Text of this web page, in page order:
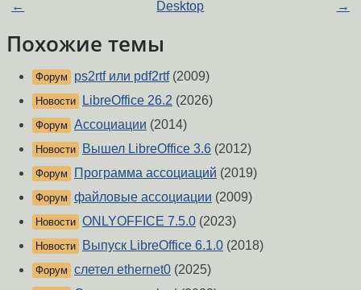
← Desktop →
Похожие темы
Форум ps2rtf или pdf2rtf(2009)
Новости LibreOffice 26.2 (2026)
Форум Ассоциации (2014)
Новости Вышел LibreOffice 3.6 (2012)
Форум Программа ассоциаций (2019)
Форум файловые ассоциации (2009)
Новости ONLYOFFICE 7.5.0 (2023)
Новости Выпуск LibreOffice 6.1.0 (2018)
Форум слетел ethernet0 (2025)